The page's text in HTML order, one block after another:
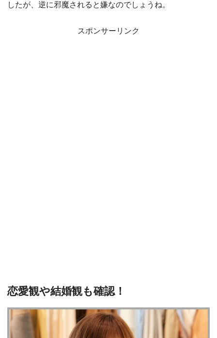
したが、逆に邪魔されると嫌なのでしょうね。
スポンサーリンク
恋愛観や結婚観も確認！